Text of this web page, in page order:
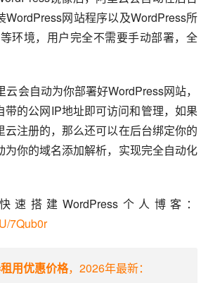
WordPress网站程序以及WordPress所
环境，用户完全不需要手动部署，全
会自动为你部署好WordPress网站，
带的公网IP地址即可访问和管理，如果
云注册的，那么还可以在后台绑定你的
为你的域名添加解析，实现完全自动化
搭建WordPress个人博客：
7Qub0r
用优惠价格，2026年最新：